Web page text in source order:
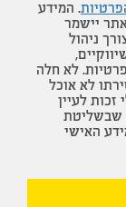
. המידע
יישמר
ניהול
לא חלה
לא אוכל
לעיין
שבשליטת
האישי